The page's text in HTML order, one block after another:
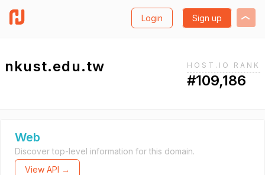
Login Sign up
nkust.edu.tw HOST.IO RANK
#109,186
Web
Discover top-level information for this domain.
View API →